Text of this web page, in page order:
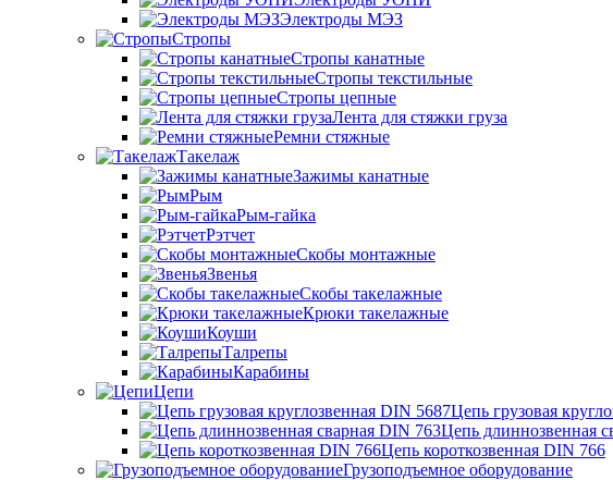
Электроды МЭЗ
Стропы
Стропы канатные
Стропы текстильные
Стропы цепные
Лента для стяжки груза
Ремни стяжные
Такелаж
Зажимы канатные
Рым
Рым-гайка
Рэтчет
Скобы монтажные
Звенья
Скобы такелажные
Крюки такелажные
Коуши
Талрепы
Карабины
Цепи
Цепь грузовая
Цепь длиннозвенная
Цепь короткозвенная DIN 766
Грузоподъемное оборудование